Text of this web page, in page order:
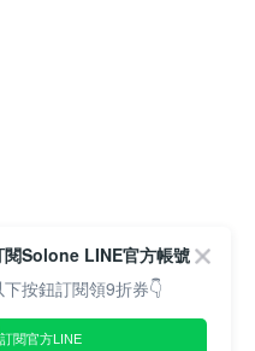
閱Solone LINE官方帳號
按鈕訂閱領9折券👇
訂閱官方LINE